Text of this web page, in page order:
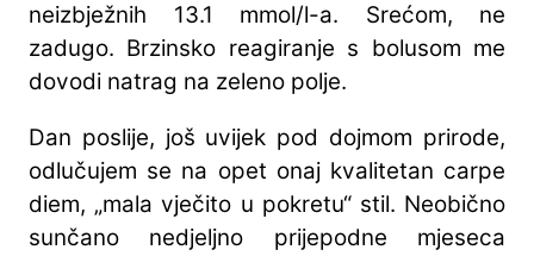
neizbježnih 13.1 mmol/l-a. Srećom, ne
zadugo. Brzinsko reagiranje s bolusom me
dovodi natrag na zeleno polje.
Dan poslije, još uvijek pod dojmom prirode,
odlučujem se na opet onaj kvalitetan carpe
diem, „mala vječito u pokretu“ stil. Neobično
sunčano nedjeljno prijepodne mjeseca